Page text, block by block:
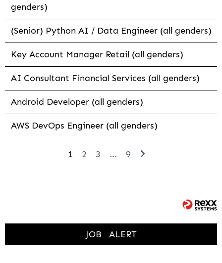
genders)
(Senior) Python AI / Data Engineer (all genders)
Key Account Manager Retail (all genders)
AI Consultant Financial Services (all genders)
Android Developer (all genders)
AWS DevOps Engineer (all genders)
1 2 3 ... 9
JOB ALERT